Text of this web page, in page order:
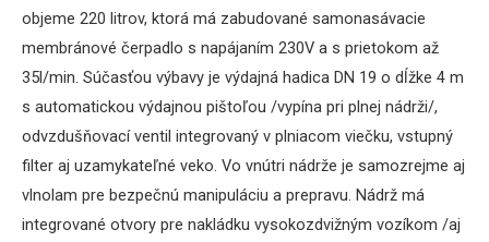
objeme 220 litrov, ktorá má zabudované samonasávacie
membránové čerpadlo s napájaním 230V a s prietokom až
35l/min. Súčasťou výbavy je výdajná hadica DN 19 o dĺžke 4 m
s automatickou výdajnou pištoľou /vypína pri plnej nádrži/,
odvzdušňovací ventil integrovaný v plniacom viečku, vstupný
filter aj uzamykateľné veko. Vo vnútri nádrže je samozrejme aj
vlnolam pre bezpečnú manipuláciu a prepravu. Nádrž má
integrované otvory pre nakládku vysokozdvižným vozíkom /aj